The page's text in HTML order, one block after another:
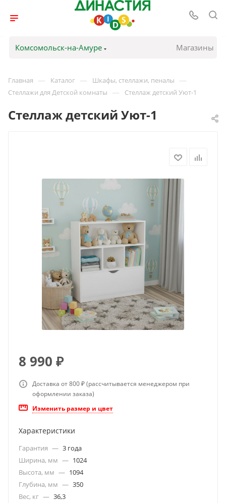
Комсомольск-на-Амуре Магазины
Главная — Каталог — Шкафы, стеллажи, пеналы —
Стеллажи для Детской комнаты — Стеллаж детский Уют-1
Стеллаж детский Уют-1
8 990 ₽
Доставка от 800 ₽ (рассчитывается менеджером при
оформлении заказа)
Изменить размер и цвет
Характеристики
Гарантия — 3 года
Ширина, мм — 1024
Высота, мм — 1094
Глубина, мм — 350
Вес, кг — 36,3